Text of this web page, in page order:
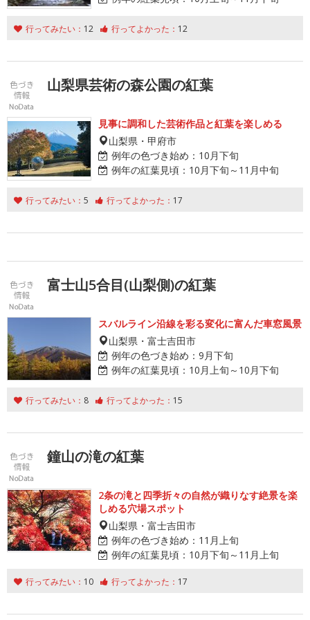
行ってみたい： 12 行ってよかった： 12
山梨県芸術の森公園の紅葉
見事に調和した芸術作品と紅葉を楽しめる
山梨県・甲府市
例年の色づき始め： 10月下旬
例年の紅葉見頃： 10月下旬～11月中旬
行ってみたい： 5 行ってよかった： 17
富士山5合目(山梨側)の紅葉
スバルライン沿線を彩る変化に富んだ車窓風景
山梨県・富士吉田市
例年の色づき始め： 9月下旬
例年の紅葉見頃： 10月上旬～10月下旬
行ってみたい： 8 行ってよかった： 15
鐘山の滝の紅葉
2条の滝と四季折々の自然が織りなす絶景を楽
しめる穴場スポット
山梨県・富士吉田市
例年の色づき始め： 11月上旬
例年の紅葉見頃： 10月下旬～11月上旬
行ってみたい： 10 行ってよかった： 17